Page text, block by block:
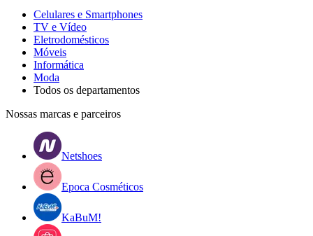
Celulares e Smartphones
TV e Vídeo
Eletrodomésticos
Móveis
Informática
Moda
Todos os departamentos
Nossas marcas e parceiros
Netshoes
Epoca Cosméticos
KaBuM!